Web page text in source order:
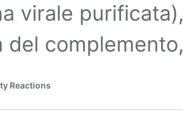
virale
del
Reactions